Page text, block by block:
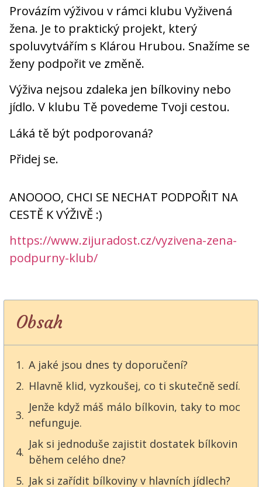
Provázím výživou v rámci klubu Vyživená
žena. Je to praktický projekt, který
spoluvytvářím s Klárou Hrubou. Snažíme se
ženy podpořit ve změně.
Výživa nejsou zdaleka jen bílkoviny nebo
jídlo. V klubu Tě povedeme Tvoji cestou.
Láká tě být podporovaná?
Přidej se.
ANOOOO, CHCI SE NECHAT PODPOŘIT NA
CESTĚ K VÝŽIVĚ :)
https://www.zijuradost.cz/vyzivena-zena-
podpurny-klub/
Obsah
A jaké jsou dnes ty doporučení?
Hlavně klid, vyzkoušej, co ti skutečně sedí.
Jenže když máš málo bílkovin, taky to moc
nefunguje.
Jak si jednoduše zajistit dostatek bílkovin
během celého dne?
Jak si zařídit bílkoviny v hlavních jídlech?